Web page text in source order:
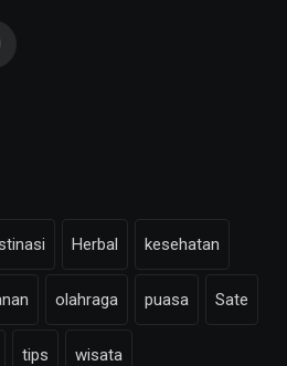
Herbal kesehatan
olahraga puasa Sate
tips wisata